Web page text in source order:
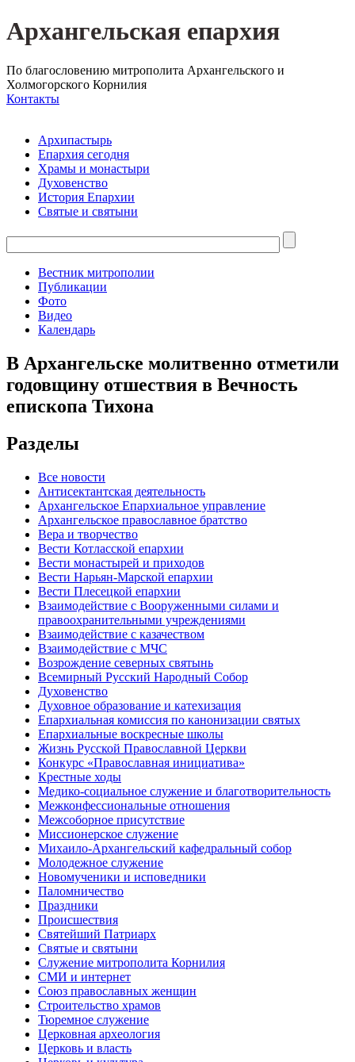
Архангельская епархия
По благословению митрополита Архангельского и
Холмогорского Корнилия
Контакты
Архипастырь
Епархия сегодня
Храмы и монастыри
Духовенство
История Епархии
Святые и святыни
Вестник митрополии
Публикации
Фото
Видео
Календарь
В Архангельске молитвенно отметили
годовщину отшествия в Вечность
епископа Тихона
Разделы
Все новости
Антисектантская деятельность
Архангельское Епархиальное управление
Архангельское православное братство
Вера и творчество
Вести Котласской епархии
Вести монастырей и приходов
Вести Нарьян-Марской епархии
Вести Плесецкой епархии
Взаимодействие с Вооруженными силами и
правоохранительными учреждениями
Взаимодействие с казачеством
Взаимодействие с МЧС
Возрождение северных святынь
Всемирный Русский Народный Собор
Духовенство
Духовное образование и катехизация
Епархиальная комиссия по канонизации святых
Епархиальные воскресные школы
Жизнь Русской Православной Церкви
Конкурс «Православная инициатива»
Крестные ходы
Медико-социальное служение и благотворительность
Межконфессиональные отношения
Межсоборное присутствие
Миссионерское служение
Михаило-Архангельский кафедральный собор
Молодежное служение
Новомученики и исповедники
Паломничество
Праздники
Происшествия
Святейший Патриарх
Святые и святыни
Служение митрополита Корнилия
СМИ и интернет
Союз православных женщин
Строительство храмов
Тюремное служение
Церковная археология
Церковь и власть